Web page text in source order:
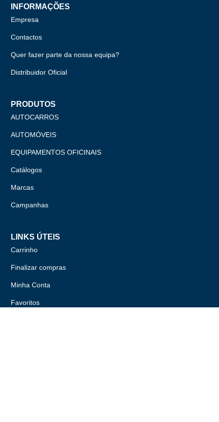
INFORMAÇÕES
Empresa
Contactos
Quer fazer parte da nossa equipa?
Distribuidor Oficial
PRODUTOS
AUTOCARROS
AUTOMÓVEIS
EQUIPAMENTOS OFICINAIS
Catálogos
Marcas
Campanhas
LINKS ÚTEIS
Carrinho
Finalizar compras
Minha Conta
Favoritos